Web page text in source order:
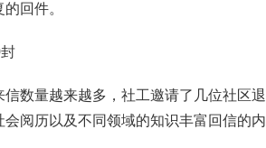
回件。
信数量越来越多，社工邀请了几位社区
阅历以及不同领域的知识丰富回信的